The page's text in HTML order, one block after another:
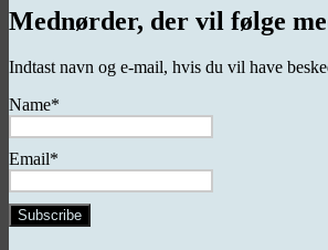
Mednørder, der vil følge
Indtast navn og e-mail, hvis du vil have
Name*
Email*